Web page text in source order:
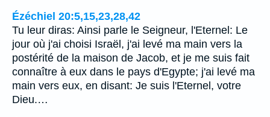
Ézéchiel 20:5,15,23,28,42
Tu leur diras: Ainsi parle le Seigneur, l'Eternel: Le
jour où j'ai choisi Israël, j'ai levé ma main vers la
postérité de la maison de Jacob, et je me suis fait
connaître à eux dans le pays d'Egypte; j'ai levé ma
main vers eux, en disant: Je suis l'Eternel, votre
Dieu.…